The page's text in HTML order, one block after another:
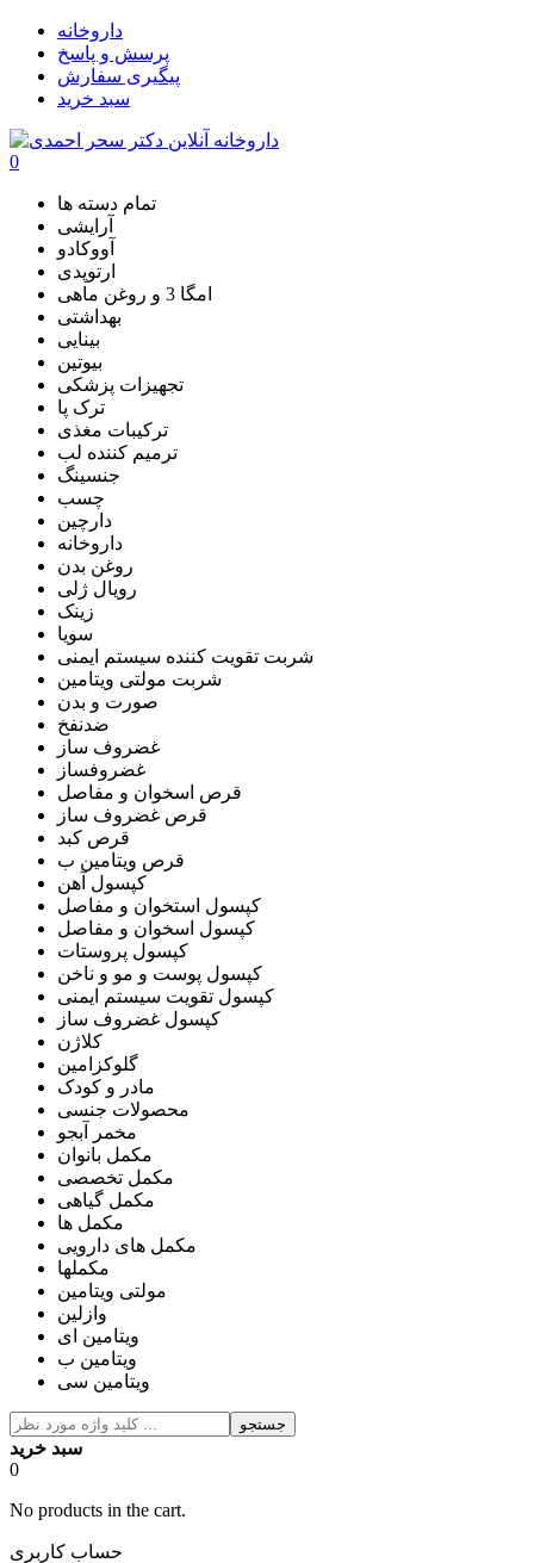
داروخانه
پرسش و پاسخ
پیگیری سفارش
سبد خرید
0
تمام دسته ها
آرایشی
آووکادو
ارتوپدی
امگا 3 و روغن ماهی
بهداشتی
بینایی
بیوتین
تجهیزات پزشکی
ترک پا
ترکیبات مغذی
ترمیم کننده لب
جنسینگ
چسب
دارچین
داروخانه
روغن بدن
رویال ژلی
زینک
سویا
شربت تقویت کننده سیستم ایمنی
شربت مولتی ویتامین
صورت و بدن
ضدنفخ
غضروف ساز
غضروفساز
قرص اسخوان و مفاصل
قرص غضروف ساز
قرص کبد
قرص ویتامین ب
کپسول آهن
کپسول استخوان و مفاصل
کپسول اسخوان و مفاصل
کپسول پروستات
کپسول پوست و مو و ناخن
کپسول تقویت سیستم ایمنی
کپسول غضروف ساز
کلاژن
گلوکزامین
مادر و کودک
محصولات جنسی
مخمر آبجو
مکمل بانوان
مکمل تخصصی
مکمل گیاهی
مکمل ها
مکمل های دارویی
مکملها
مولتی ویتامین
وازلین
ویتامین ای
ویتامین ب
ویتامین سی
جستجو
سبد خرید
0
No products in the cart.
حساب کاربری